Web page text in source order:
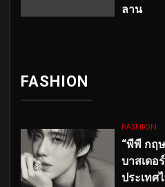
ลาน
FASHION
FASHION
“พีพี กฤ
บาสเดอ
ประเทศ